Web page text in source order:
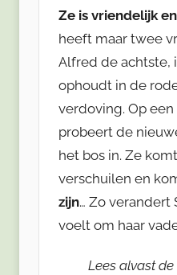
Ze is vriendelijk
heeft maar twee
Alfred de achtste,
ophoudt in de
verdoving. Op
probeert de
het bos in. Ze
verschuilen en
zijn… Zo verandert
voelt om haar
Lees alvast